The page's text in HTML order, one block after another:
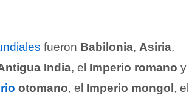
fueron Babilonia, Asiria,
India, el Imperio romano y
otomano, el Imperio mongol, el